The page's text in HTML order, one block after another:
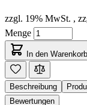
zzgl. 19% MwSt. ,
Menge
In den Warenkorb
Beschreibung
Bewertungen